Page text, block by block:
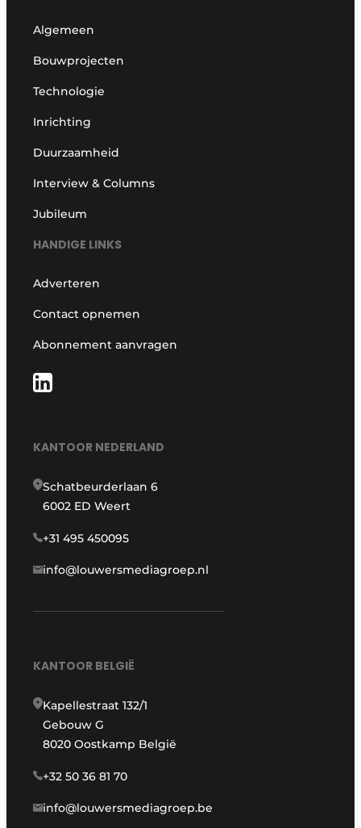
Algemeen
Bouwprojecten
Technologie
Inrichting
Duurzaamheid
Interview & Columns
Jubileum
HANDIGE LINKS
Adverteren
Contact opnemen
Abonnement aanvragen
KANTOOR NEDERLAND
Schatbeurderlaan 6
6002 ED Weert
+31 495 450095
info@louwersmediagroep.nl
KANTOOR BELGIË
Kapellestraat 132/1
Gebouw G
8020 Oostkamp België
+32 50 36 81 70
info@louwersmediagroep.be